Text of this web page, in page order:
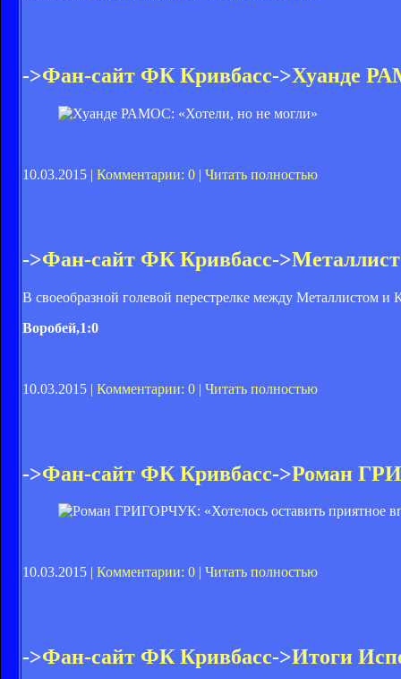
->Фан-сайт ФК Кривбасс->Хуанде
10.03.2015 | Комментарии: 0 | Читать полностью
->Фан-сайт ФК Кривбасс->
В своеобразной голевой перестрелке между Металлистом
Воробей,1:0
10.03.2015 | Комментарии: 0 | Читать полностью
->Фан-сайт ФК Кривбасс->Роман
10.03.2015 | Комментарии: 0 Читать полностью
->Фан-сайт ФК Кривбасс->Итоги